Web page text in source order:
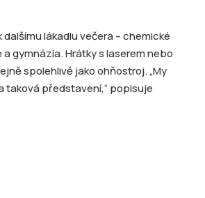
lákadlu večera – chemické
gymnázia. Hrátky s laserem nebo
spolehlivě jako ohňostroj. „My
taková představení,“ popisuje